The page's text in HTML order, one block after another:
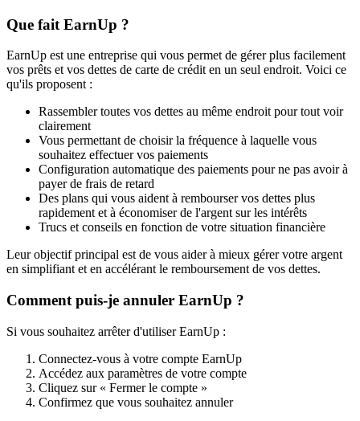
Que fait EarnUp ?
EarnUp est une entreprise qui vous permet de gérer plus facilement
vos prêts et vos dettes de carte de crédit en un seul endroit. Voici ce
qu'ils proposent :
Rassembler toutes vos dettes au même endroit pour tout voir
clairement
Vous permettant de choisir la fréquence à laquelle vous
souhaitez effectuer vos paiements
Configuration automatique des paiements pour ne pas avoir à
payer de frais de retard
Des plans qui vous aident à rembourser vos dettes plus
rapidement et à économiser de l'argent sur les intérêts
Trucs et conseils en fonction de votre situation financière
Leur objectif principal est de vous aider à mieux gérer votre argent
en simplifiant et en accélérant le remboursement de vos dettes.
Comment puis-je annuler EarnUp ?
Si vous souhaitez arrêter d'utiliser EarnUp :
Connectez-vous à votre compte EarnUp
Accédez aux paramètres de votre compte
Cliquez sur « Fermer le compte »
Confirmez que vous souhaitez annuler